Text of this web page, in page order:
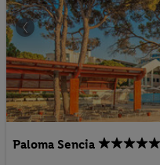
Paloma Sencia